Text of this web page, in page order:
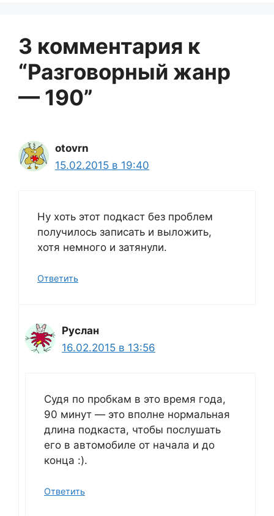
3 комментария к
“Разговорный жанр
— 190”
otovrn
15.02.2015 в 19:40
Ну хоть этот подкаст без проблем
получилось записать и выложить,
хотя немного и затянули.
Ответить
Руслан
16.02.2015 в 13:56
Судя по пробкам в это время года,
90 минут — это вполне нормальная
длина подкаста, чтобы послушать
его в автомобиле от начала и до
конца :).
Ответить